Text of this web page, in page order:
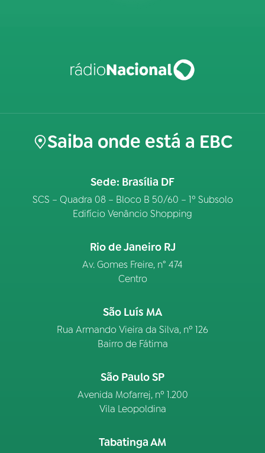
Saiba onde está a EBC
Sede: Brasília DF
SCS – Quadra 08 – Bloco B 50/60 – 1º Subsolo
Edifício Venâncio Shopping
Rio de Janeiro RJ
Av. Gomes Freire, n° 474
Centro
São Luís MA
Rua Armando Vieira da Silva, nº 126
Bairro de Fátima
São Paulo SP
Avenida Mofarrej, nº 1.200
Vila Leopoldina
Tabatinga AM